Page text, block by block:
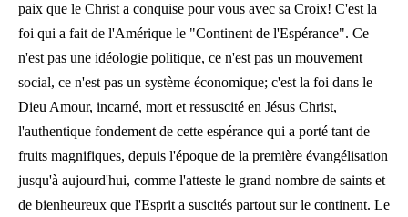
paix que le Christ a conquise pour vous avec sa Croix! C'est la
foi qui a fait de l'Amérique le "Continent de l'Espérance". Ce
n'est pas une idéologie politique, ce n'est pas un mouvement
social, ce n'est pas un système économique; c'est la foi dans le
Dieu Amour, incarné, mort et ressuscité en Jésus Christ,
l'authentique fondement de cette espérance qui a porté tant de
fruits magnifiques, depuis l'époque de la première évangélisation
jusqu'à aujourd'hui, comme l'atteste le grand nombre de saints et
de bienheureux que l'Esprit a suscités partout sur le continent. Le